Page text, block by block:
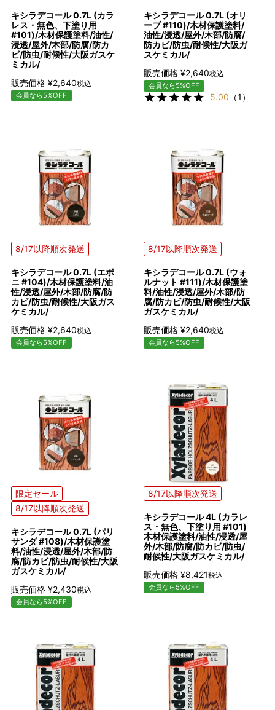
キシラデコール 0.7L (カラ
レス・無色、下塗り用
#101)/木材保護塗料/油性/
浸透/屋外/木部/防腐/防カ
ビ/防虫/耐候性/大阪ガスケ
ミカル/
販売価格 ¥2,640税込
会員なら5%OFF
キシラデコール 0.7L (オリ
ーブ #110)/木材保護塗料/
油性/浸透/屋外/木部/防腐/
防カビ/防虫/耐候性/大阪ガ
スケミカル/
販売価格 ¥2,640税込
会員なら5%OFF
5.00 （1）
8/17以降順次発送
キシラデコール 0.7L (エボ
ニ #104)/木材保護塗料/油
性/浸透/屋外/木部/防腐/防
カビ/防虫/耐候性/大阪ガス
ケミカル/
販売価格 ¥2,640税込
会員なら5%OFF
8/17以降順次発送
キシラデコール 0.7L (ウォ
ルナット #111)/木材保護塗
料/油性/浸透/屋外/木部/防
腐/防カビ/防虫/耐候性/大阪
ガスケミカル/
販売価格 ¥2,640税込
会員なら5%OFF
限定セール
8/17以降順次発送
キシラデコール 0.7L (パリ
サンダ #108)/木材保護塗
料/油性/浸透/屋外/木部/防
腐/防カビ/防虫/耐候性/大阪
ガスケミカル/
販売価格 ¥2,430税込
会員なら5%OFF
8/17以降順次発送
キシラデコール 4L (カラレ
ス・無色、下塗り用 #101)
木材保護塗料/油性/浸透/屋
外/木部/防腐/防カビ/防虫/
耐候性/大阪ガスケミカル/
販売価格 ¥8,421税込
会員なら5%OFF